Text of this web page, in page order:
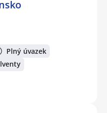
Plný úvazek